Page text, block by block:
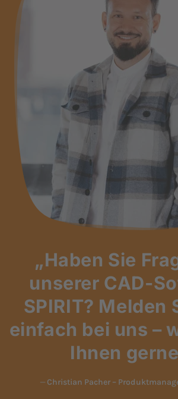
„Haben Sie
unserer CAD-
SPIRIT? Melden
einfach bei uns –
Ihnen
Christian Pacher –